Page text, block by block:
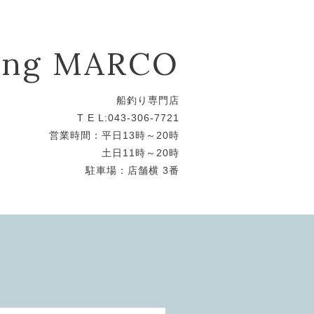
MARCO
船釣り専門店
T E L:043-306-7721
営業時間：平日13時～20時
土日11時～20時
駐車場：店舗横 3番